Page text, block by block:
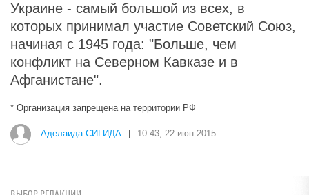
Украине - самый большой из всех, в
которых принимал участие Советский Союз,
начиная с 1945 года: "Больше, чем
конфликт на Северном Кавказе и в
Афганистане".
* Организация запрещена на территории РФ
Аделаида СИГИДА 10:43, 22 июн 2015